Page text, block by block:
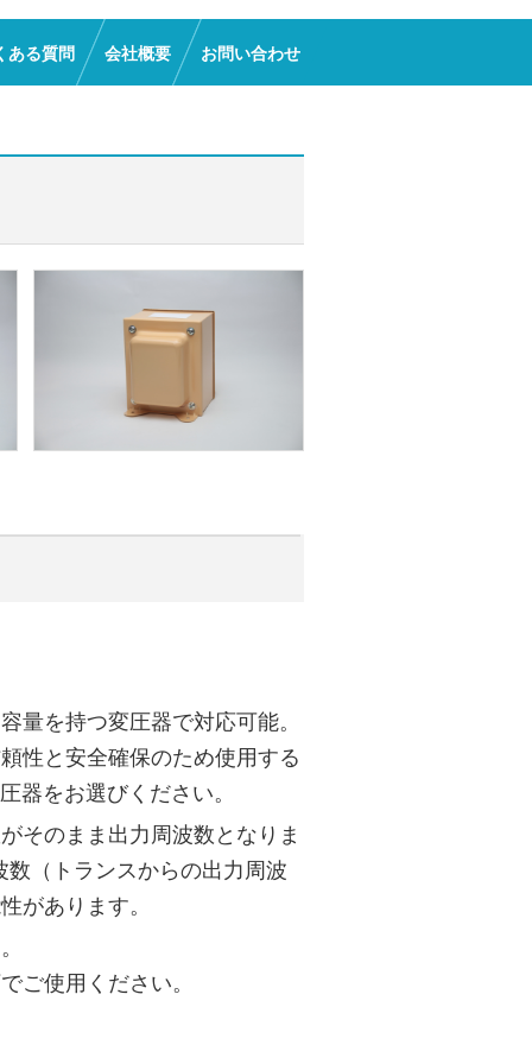
ある質問 会社概要 お問い合わせ
量を持つ変圧器で対応可能。
性と安全確保のため使用する
をお選びください。
そのまま出力周波数となりま
（トランスからの出力周波
があります。
ご使用ください。